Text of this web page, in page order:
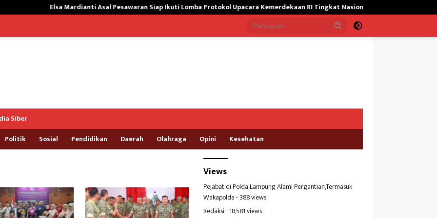
Elsa Mardianti Asal Pesawaran Siap Ikuti Lomba Protokol Upacara Kemerdekaan RI Tingkat Nasional Satgas Yonif 645/GTY
Siber
Politik Sosial Pendidikan Daerah Olahraga Opini Kesehatan
Views
Pejabat di Polda Lampung Alami Pergantian,Termasuk
Wakapolda- 388 views
Redaksi- 18,581 views